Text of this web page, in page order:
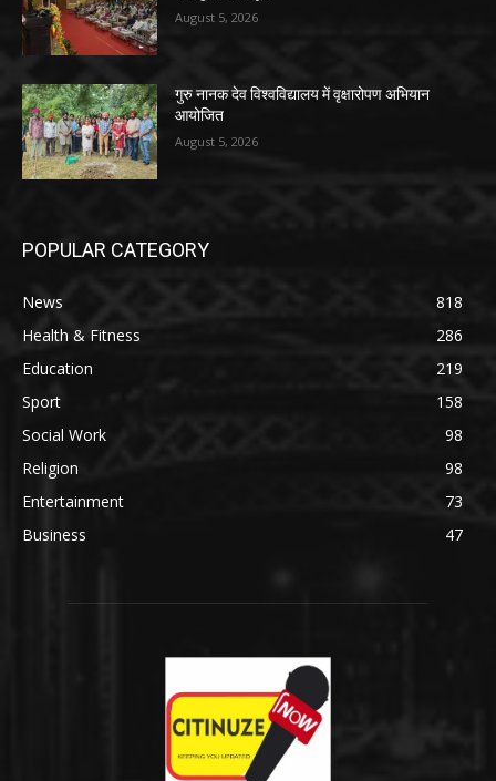
August 5, 2026
गुरु नानक देव विश्वविद्यालय में वृक्षारोपण अभियान
आयोजित
August 5, 2026
POPULAR CATEGORY
News
818
Health & Fitness
286
Education
219
Sport
158
Social Work
98
Religion
98
Entertainment
73
Business
47